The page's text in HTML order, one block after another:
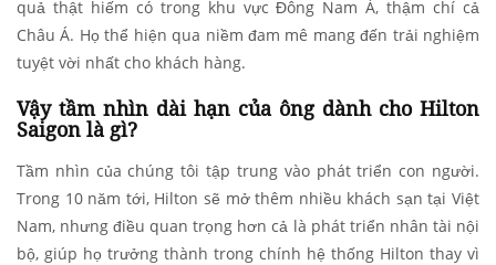
quả thật hiếm có trong khu vực Đông Nam Á, thậm chí cả
Châu Á. Họ thể hiện qua niềm đam mê mang đến trải nghiệm
tuyệt vời nhất cho khách hàng.
Vậy tầm nhìn dài hạn của ông dành cho Hilton
Saigon là gì?
Tầm nhìn của chúng tôi tập trung vào phát triển con người.
Trong 10 năm tới, Hilton sẽ mở thêm nhiều khách sạn tại Việt
Nam, nhưng điều quan trọng hơn cả là phát triển nhân tài nội
bộ, giúp họ trưởng thành trong chính hệ thống Hilton thay vì